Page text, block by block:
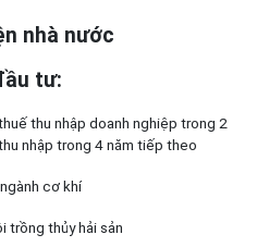
nhà nước
tư:
thu nhập doanh nghiệp trong 2
nhập trong 4 năm tiếp theo
cơ khí
trồng thủy hải sản